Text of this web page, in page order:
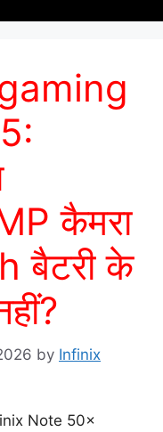
कैमरा
बैटरी के
by Infinix
Note 50x